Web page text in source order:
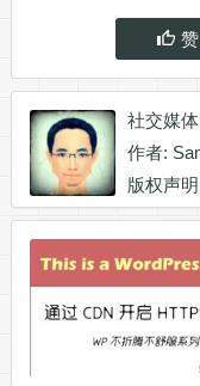
赞
社交媒
作者:
版权声